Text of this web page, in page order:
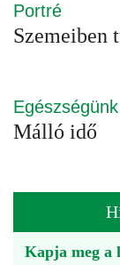
Portré
Szemeiben
Egészségünk
Málló idő
Kapja meg a